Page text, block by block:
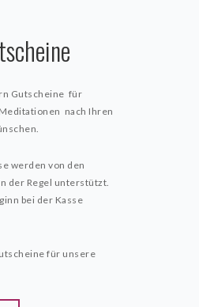
Gutscheine für
nach Ihren
werden von den
der Regel unterstützt.
bei der Kasse
für unsere